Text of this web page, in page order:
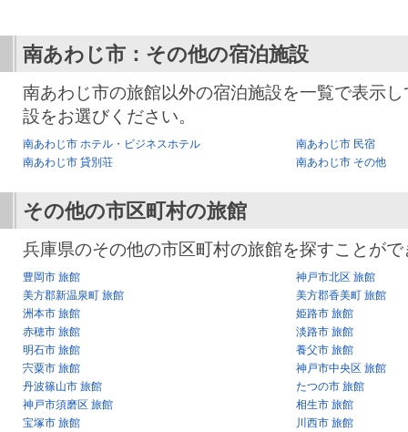
南あわじ市：その他の宿泊施設
南あわじ市の旅館以外の宿泊施設を一覧で表示
設をお選びください。
南あわじ市 ホテル・ビジネスホテル
南あわじ市 民宿
南あわじ市 貸別荘
南あわじ市 その他
その他の市区町村の旅館
兵庫県のその他の市区町村の旅館を探すことが
豊岡市 旅館
神戸市北区 旅館
美方郡新温泉町 旅館
美方郡香美町 旅館
洲本市 旅館
姫路市 旅館
赤穂市 旅館
淡路市 旅館
明石市 旅館
養父市 旅館
宍粟市 旅館
神戸市中央区 旅館
丹波篠山市 旅館
たつの市 旅館
神戸市須磨区 旅館
相生市 旅館
宝塚市 旅館
川西市 旅館